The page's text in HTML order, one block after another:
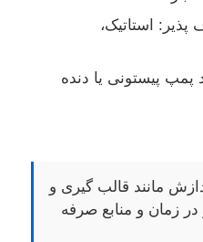
تزریقی
استاتیک،
پمپ پیستونی یا دنده
مانند قالب گیری و
زمان و منابع صرفه